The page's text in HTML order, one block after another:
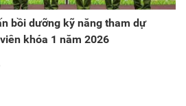
bồi dưỡng kỹ năng tham dự
khóa 1 năm 2026